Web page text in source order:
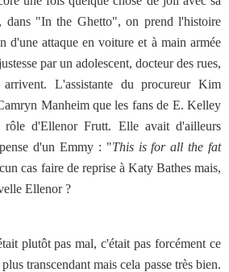
dans "In the Ghetto", on prend l'histoire
d'une attaque en voiture et à main armée
par un adolescent, docteur des rues,
L'assistante du procureur Kim
Manheim que les fans de E. Kelley
rôle d'Ellenor Frutt. Elle avait d'ailleurs
d'un Emmy : "This is for all the fat
cas faire de reprise à Katy Bathes mais,
Ellenor ?
plutôt pas mal, c'était pas forcément ce
transcendant mais cela passe très bien.